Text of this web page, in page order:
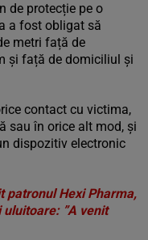
de protecție pe o
a fost obligat să
metri față de
și față de domiciliul și
contact cu victima,
sau în orice alt mod, și
dispozitiv electronic
patronul Hexi Pharma,
uluitoare: ”A venit